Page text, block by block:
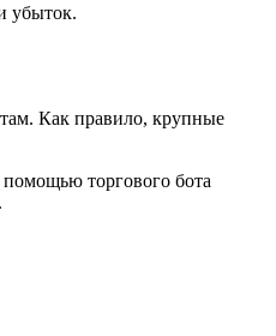
убыток.
Как правило, крупные
торгового бота